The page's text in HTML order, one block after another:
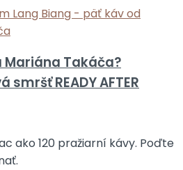
Mariána Takáča?
READY AFTER
ako 120 pražiarní kávy. Poďte